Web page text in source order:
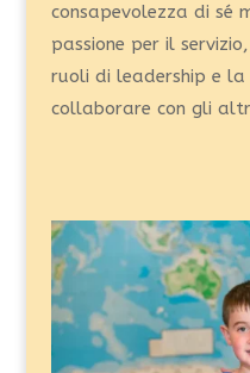
consapevolezza di sé
passione per il
ruoli di leadership e
collaborare con gli